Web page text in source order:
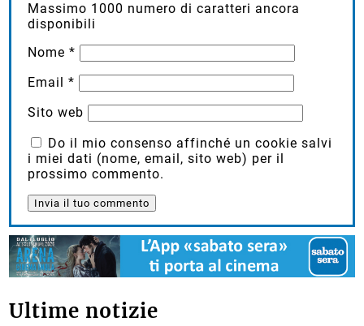
Massimo 1000 numero di caratteri ancora
disponibili
Nome*
Email*
Sito web
Do il mio consenso affinché un cookie salvi
i miei dati (nome, email, sito web) per il
prossimo commento.
Ultime notizie